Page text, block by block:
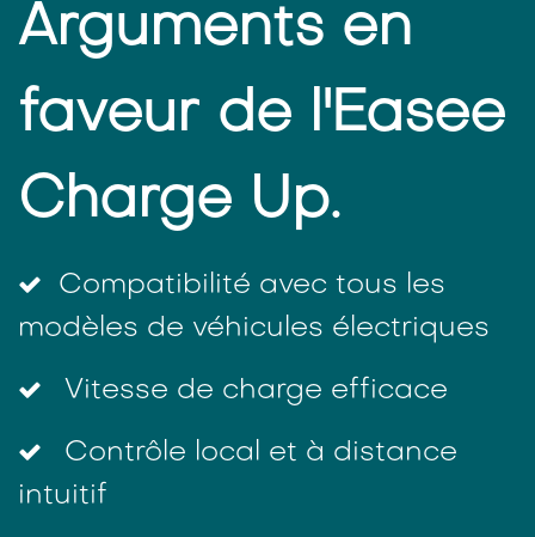
Arguments en
faveur de l'Easee
Charge Up.
Compatibilité avec tous les
modèles de véhicules électriques
Vitesse de charge efficace
Contrôle local et à distance
intuitif